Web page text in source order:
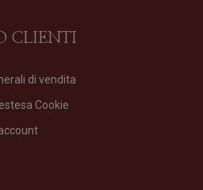
CLIENTI
di vendita
Cookie